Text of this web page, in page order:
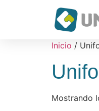
Inicio /
Mostrando